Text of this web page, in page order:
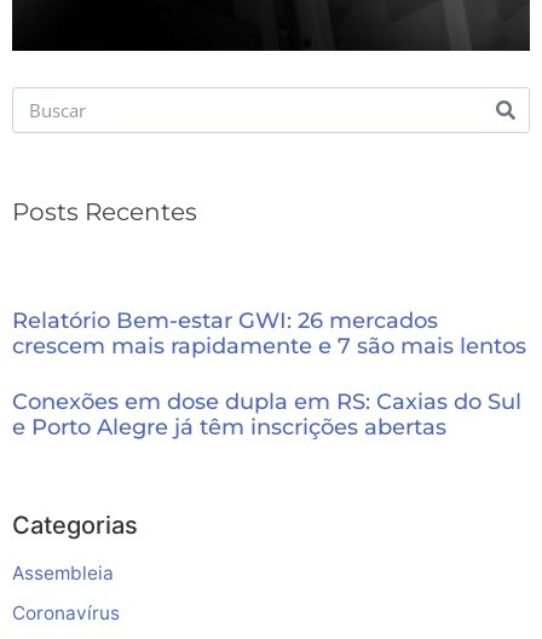
Posts Recentes
Relatório Bem-estar GWI: 26 mercados
crescem mais rapidamente e 7 são mais lentos
Conexões em dose dupla em RS: Caxias do Sul
e Porto Alegre já têm inscrições abertas
Categorias
Assembleia
Coronavírus